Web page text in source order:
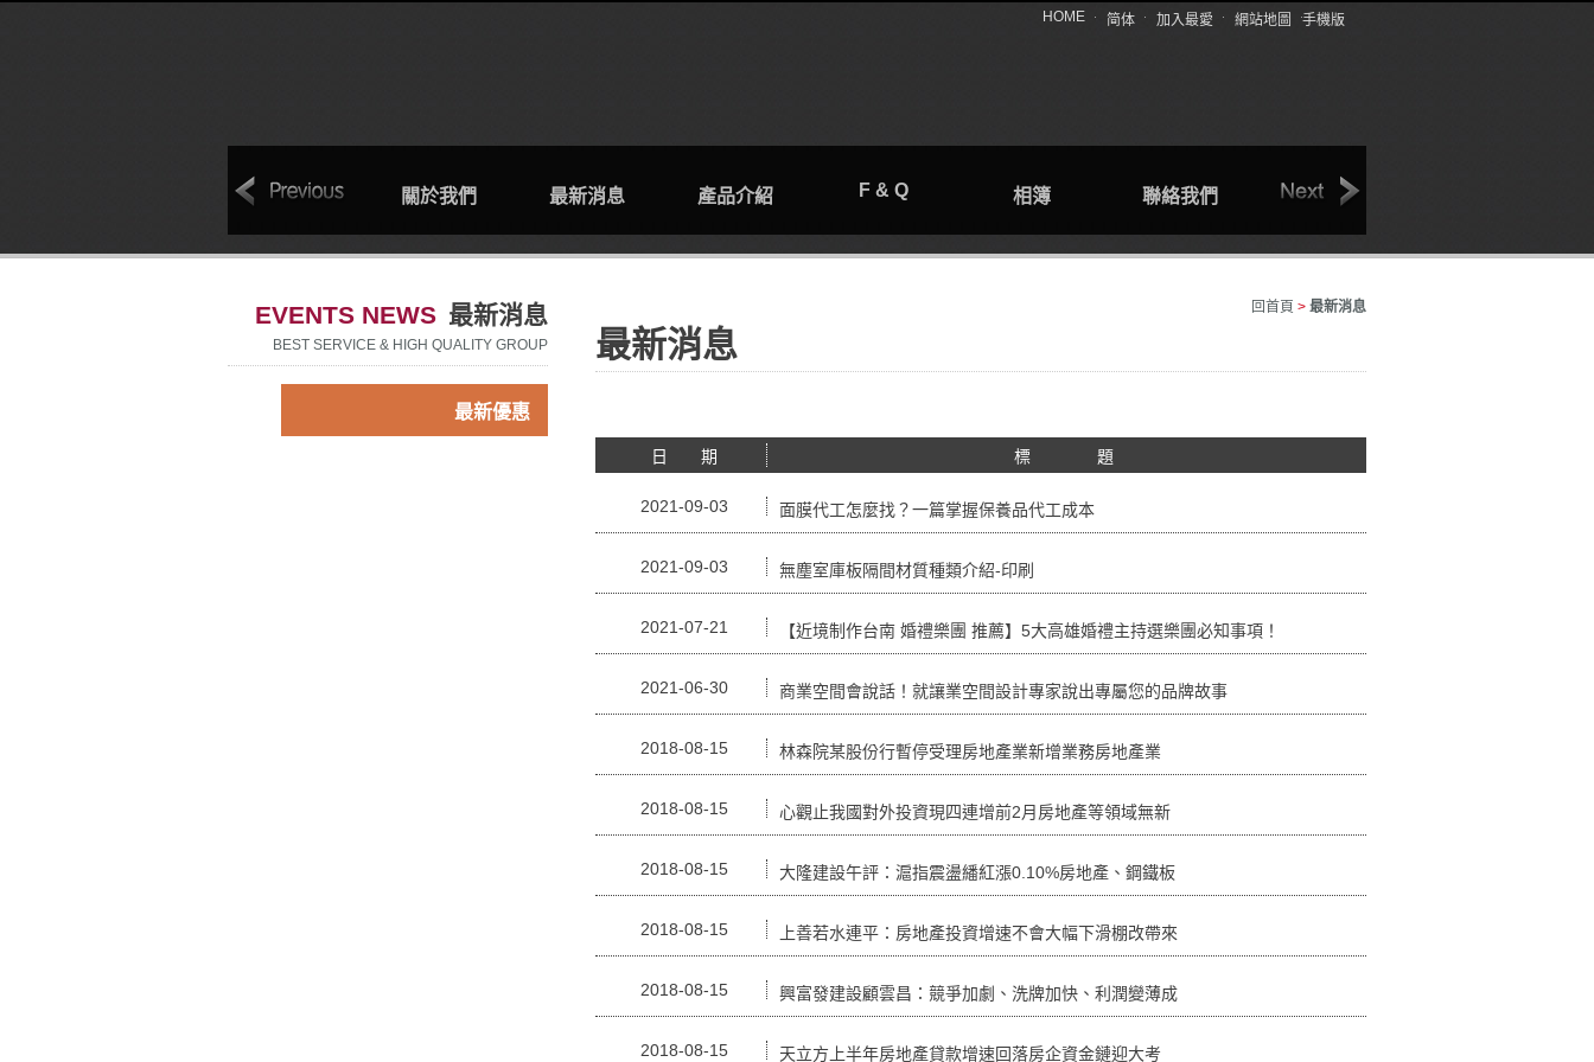
HOME 简体 加入最愛 網站地圖 手機版
聯絡我們 關於我們 最新消息 產品介紹 F & Q 相簿 聯絡我們 關於我們
EVENTS NEWS 最新消息
BEST SERVICE & HIGH QUALITY GROUP
最新優惠
回首頁 > 最新消息
最新消息
日 期 標 題
2021-09-03 面膜代工怎麼找？一篇掌握保養品代工成本
2021-09-03 無塵室庫板隔間材質種類介紹-印刷
2021-07-21 【近境制作台南 婚禮樂團 推薦】5大高雄婚禮主持選樂團必知事項！
2021-06-30 商業空間會說話！就讓業空間設計專家說出專屬您的品牌故事
2018-08-15 林森院某股份行暫停受理房地產業新增業務房地產業
2018-08-15 心觀止我國對外投資現四連增前2月房地產等領域無新
2018-08-15 大隆建設午評：滬指震盪繙紅漲0.10%房地產、鋼鐵板
2018-08-15 上善若水連平：房地產投資增速不會大幅下滑棚改帶來
2018-08-15 興富發建設顧雲昌：競爭加劇、洗牌加快、利潤變薄成
2018-08-15 天立方上半年房地產貸款增速回落房企資金鏈迎大考